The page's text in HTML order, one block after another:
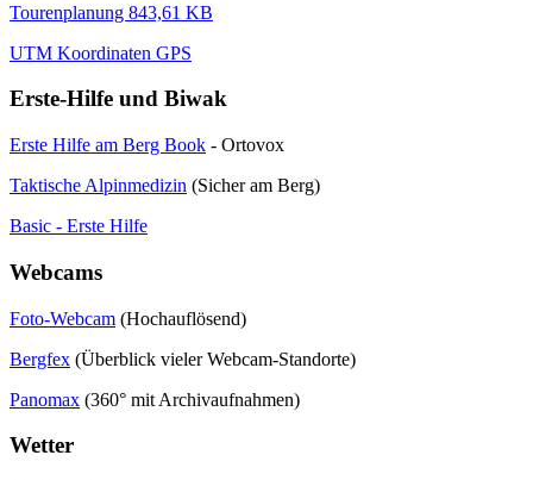
Tourenplanung 843,61 KB
UTM Koordinaten GPS
Erste-Hilfe und Biwak
Erste Hilfe am Berg Book - Ortovox
Taktische Alpinmedizin (Sicher am Berg)
Basic - Erste Hilfe
Webcams
Foto-Webcam (Hochauflösend)
Bergfex (Überblick vieler Webcam-Standorte)
Panomax (360° mit Archivaufnahmen)
Wetter